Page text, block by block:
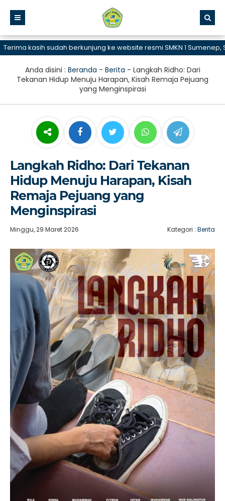
kasih sudah berkunjung ke website resmi SMKN 1 Sumenep, SMK
Anda disini : Beranda - Berita - Langkah Ridho: Dari
Tekanan Hidup Menuju Harapan, Kisah Remaja Pejuang
yang Menginspirasi
Langkah Ridho: Dari Tekanan
Hidup Menuju Harapan, Kisah
Remaja Pejuang yang
Menginspirasi
Minggu, 29 Maret 2026 Kategori : Berita